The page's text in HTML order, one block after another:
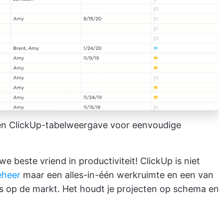
ClickUp-tabelweergave voor eenvoudige
beste vriend in productiviteit! ClickUp is niet
maar een alles-in-één werkruimte en een van
s op de markt. Het houdt je projecten op schema en